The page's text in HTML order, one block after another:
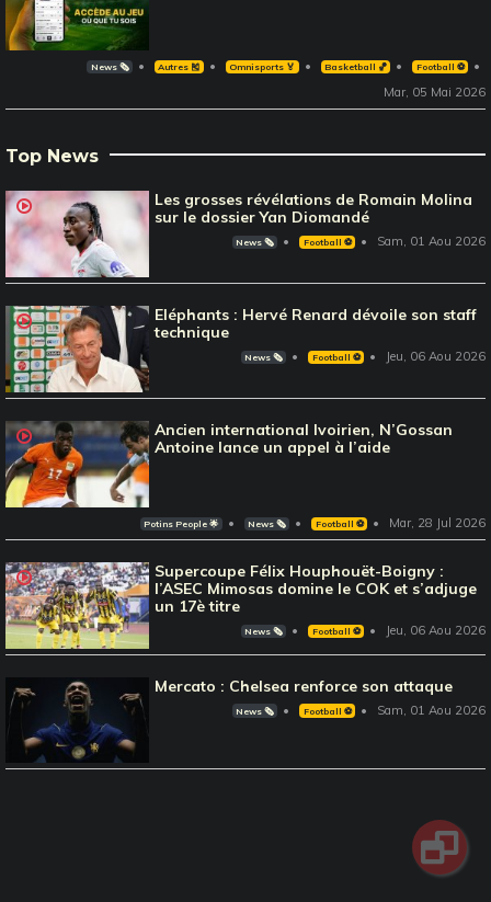
News 🗞️ Autres 🎽 Omnisports 🏅 Basketball 🏀 Football ⚽️
Mar, 05 Mai 2026
Top News
Les grosses révélations de Romain Molina
sur le dossier Yan Diomandé
News 🗞️ Football ⚽️ Sam, 01 Aou 2026
Eléphants : Hervé Renard dévoile son staff
technique
News 🗞️ Football ⚽️ Jeu, 06 Aou 2026
Ancien international Ivoirien, N’Gossan
Antoine lance un appel à l’aide
Potins People 🌟 News 🗞️ Football ⚽️ Mar, 28 Jul 2026
Supercoupe Félix Houphouët-Boigny :
l’ASEC Mimosas domine le COK et s’adjuge
un 17è titre
News 🗞️ Football ⚽️ Jeu, 06 Aou 2026
Mercato : Chelsea renforce son attaque
News 🗞️ Football ⚽️ Sam, 01 Aou 2026